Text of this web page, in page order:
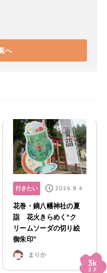
へ
3k
まき
行きたい 2026.8.4
花巻・鏑八幡神社の夏
詣 花火きらめく“ク
リームソーダの切り絵
御朱印”
まりか